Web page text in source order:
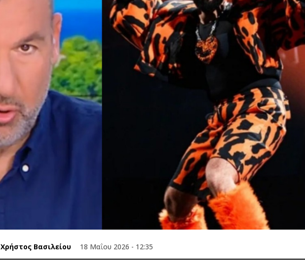
Χρήστος Βασιλείου 18 Μαΐου 2026 - 12:35